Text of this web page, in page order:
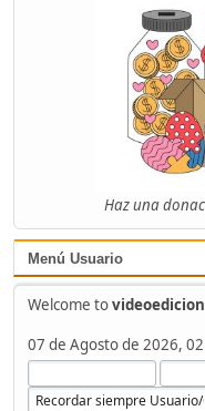
Haz una
Menú Usuario
Welcome to
07 de Agosto de 2026,